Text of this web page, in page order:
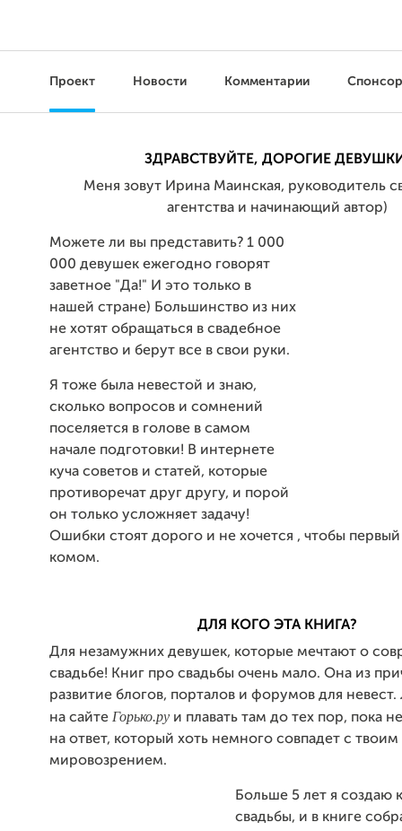
Проект Новости Комментарии
ЗДРАВСТВУЙТЕ, ДОРОГИЕ
Меня зовут Ирина Маинская, руководитель
агентства и начинающий автор)
Можете ли вы представить? 1 000
000 девушек ежегодно говорят
заветное "Да!" И это только в
нашей стране) Большинство из них
не хотят обращаться в свадебное
агентство и берут все в свои руки.
Я тоже была невестой и знаю,
сколько вопросов и сомнений
поселяется в голове в самом
начале подготовки! В интернете
куча советов и статей, которые
противоречат друг другу, и порой
он только усложняет задачу!
Ошибки стоят дорого и не хочется , чтобы
комом.
ДЛЯ КОГО ЭТА КНИГА?
Для незамужних девушек, которые мечтают о
свадьбе! Книг про свадьбы очень мало. Она из
развитие блогов, порталов и форумов для невест.
на сайте Горько.ру и плавать там до тех пор, пока
на ответ, который хоть немного совпадет с твоим
мировозрением.
Больше 5 лет я создаю
свадьбы, и в книге